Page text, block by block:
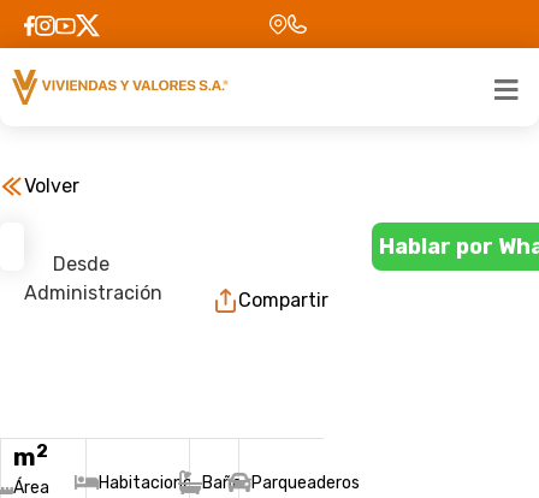
Volver
Desde
Administración
Compartir
m2
Área
HabitacionesBañosParqueaderos
Hablar por